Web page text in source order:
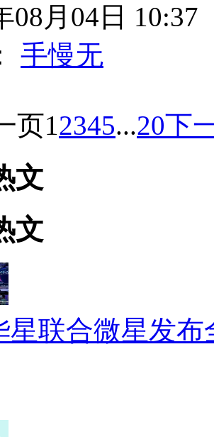
08月04日 10:37
手慢无
页12345...20下
文
文
星联合微星发